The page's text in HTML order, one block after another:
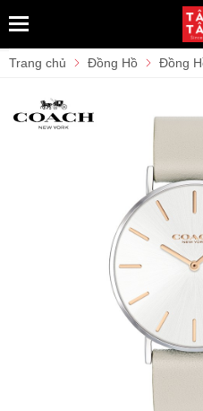
Trang chủ Đồng Hồ Đồng